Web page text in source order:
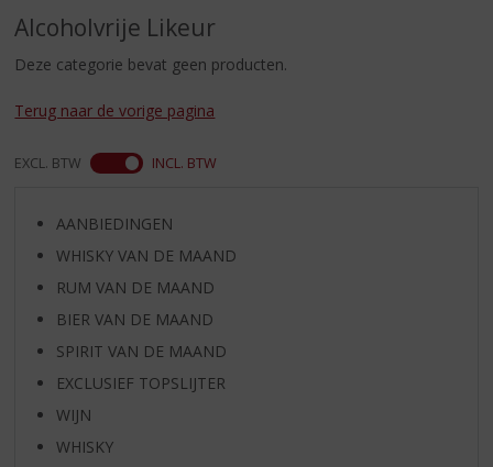
p
i
g
a
Alcoholvrije Likeur
Deze categorie bevat geen producten.
Terug naar de vorige pagina
EXCL. BTW INCL. BTW
AANBIEDINGEN
WHISKY VAN DE MAAND
RUM VAN DE MAAND
BIER VAN DE MAAND
SPIRIT VAN DE MAAND
EXCLUSIEF TOPSLIJTER
WIJN
WHISKY